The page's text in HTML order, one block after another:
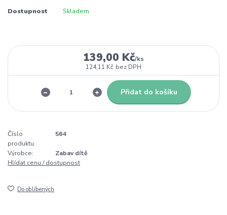
Dostupnost Skladem
139,00 Kč/ks
124,11 Kč bez DPH
Přidat do košíku
Číslo
produktu:
564
Výrobce:
Zabav dítě
Hlídat cenu / dostupnost
Do oblíbených